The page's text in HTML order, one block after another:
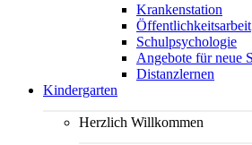
Krankenstation
Öffentlichkeitsarbeit
Schulpsychologie
Angebote für neue
Distanzlernen
Kindergarten
Herzlich Willkommen